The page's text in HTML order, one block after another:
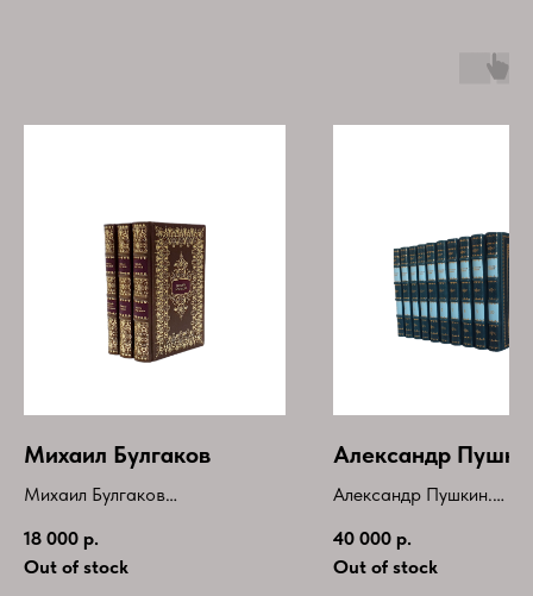
Михаил Булгаков
Михаил Булгаков
Мастер и Маргарита
Собачье сердце
18 000 р.
Out of stock
Александр
Александр Пушкин.
томах(комплект)
Букинистическое
40 000 р.
Out of stock